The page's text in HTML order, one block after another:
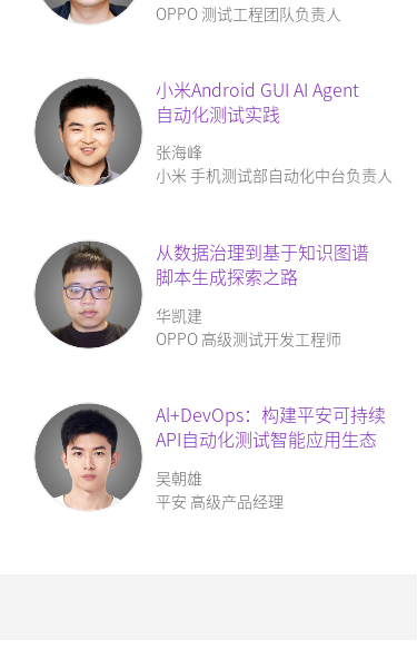
OPPO 测试工程团队负责人
小米Android GUI AI Agent
自动化测试实践
张海峰
小米 手机测试部自动化中台负责人
从数据治理到基于知识图谱
脚本生成探索之路
华凯建
OPPO 高级测试开发工程师
Al+DevOps： 构建平安可持续
API自动化测试智能应用生态
吴朝雄
平安 高级产品经理